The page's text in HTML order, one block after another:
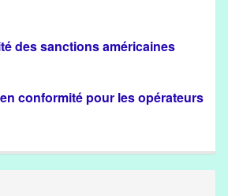
des sanctions américaines
conformité pour les opérateurs